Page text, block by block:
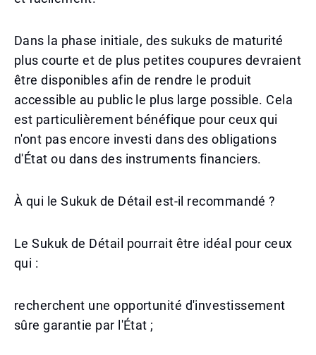
Dans la phase initiale, des sukuks de maturité
plus courte et de plus petites coupures devraient
être disponibles afin de rendre le produit
accessible au public le plus large possible. Cela
est particulièrement bénéfique pour ceux qui
n'ont pas encore investi dans des obligations
d'État ou dans des instruments financiers.
À qui le Sukuk de Détail est-il recommandé ?
Le Sukuk de Détail pourrait être idéal pour ceux
qui :
recherchent une opportunité d'investissement
sûre garantie par l'État ;